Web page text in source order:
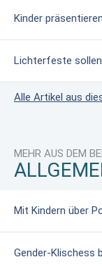
Kinder
Lichterfeste
Alle Artikel aus
MEHR AUS DEM
Mit Kindern über
Gender-Klischess